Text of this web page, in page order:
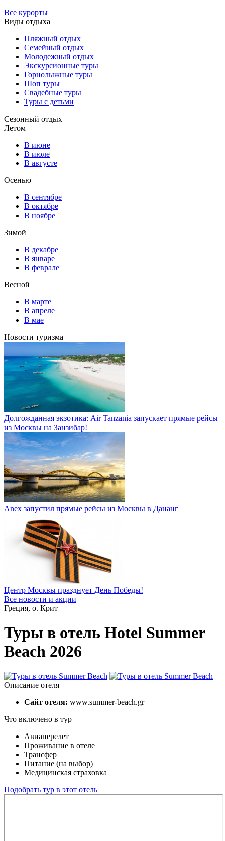
Все курорты
Виды отдыха
Пляжный отдых
Семейный отдых
Молодежный отдых
Экскурсионные туры
Горнолыжные туры
Шоп туры
Свадебные туры
Туры с детьми
Сезонный отдых
Летом
В июне
В июле
В августе
Осенью
В сентябре
В октябре
В ноябре
Зимой
В декабре
В январе
В феврале
Весной
В марте
В апреле
В мае
Новости туризма
Долгожданная экзотика: Air Tanzania запускает прямые рейсы
из Москвы на Занзибар!
Anex запустил прямые рейсы из Москвы в Дананг
Центр Москвы празднует День Победы!
Все новости и акции
Греция, о. Крит
Туры в отель Hotel Summer
Beach 2026
Описание отеля
Сайт отеля: www.summer-beach.gr
Что включено в тур
Авиаперелет
Проживание в отеле
Трансфер
Питание (на выбор)
Медицинская страховка
Подобрать тур в этот отель